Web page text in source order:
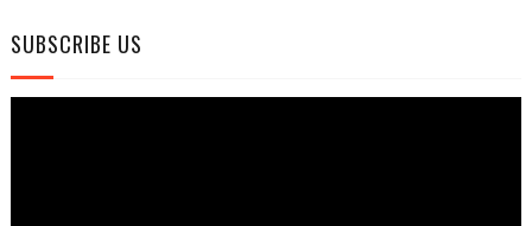
SUBSCRIBE US